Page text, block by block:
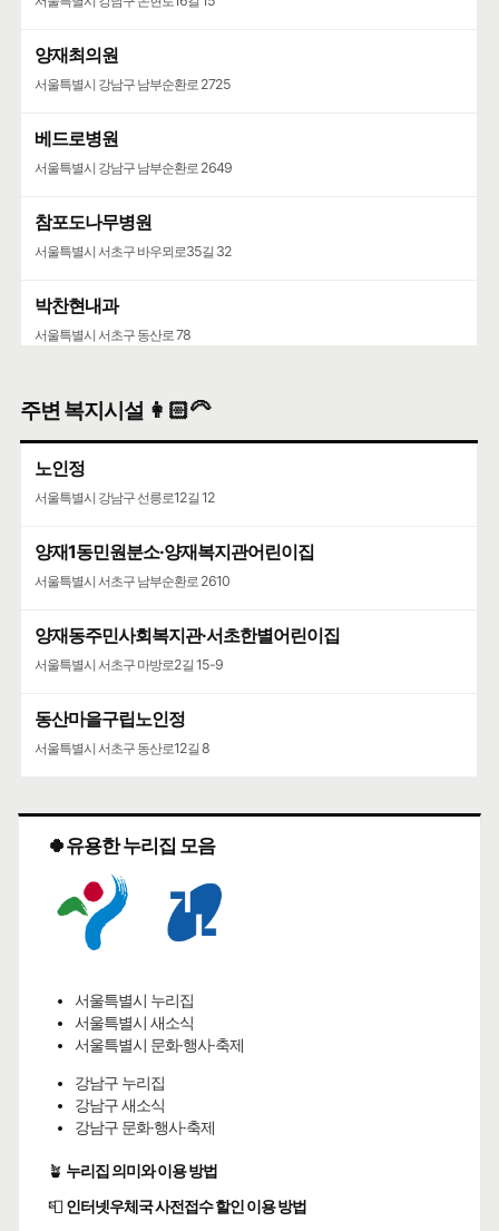
양재최의원
서울특별시 강남구 남부순환로 2725
베드로병원
서울특별시 강남구 남부순환로 2649
참포도나무병원
서울특별시 서초구 바우뫼로35길 32
박찬현내과
서울특별시 서초구 동산로 78
주변 복지시설 👩🏻‍🦳
노인정
서울특별시 강남구 선릉로12길 12
양재1동민원분소·양재복지관어린이집
서울특별시 서초구 남부순환로 2610
양재동주민사회복지관·서초한별어린이집
서울특별시 서초구 마방로2길 15-9
동산마을구립노인정
서울특별시 서초구 동산로12길 8
🍀유용한 누리집 모음
서울특별시 누리집
서울특별시 새소식
서울특별시 문화·행사·축제
강남구 누리집
강남구 새소식
강남구 문화·행사·축제
🪴 누리집 의미와 이용 방법
📮 인터넷우체국 사전접수 할인 이용 방법